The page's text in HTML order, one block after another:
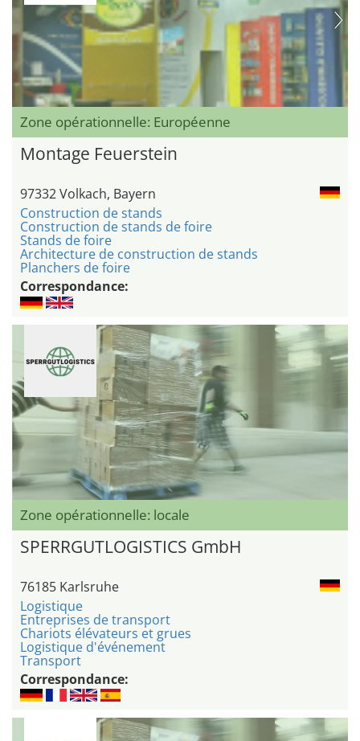
Zone opérationnelle: Européenne
Montage Feuerstein
97332 Volkach, Bayern
Construction de stands
Construction de stands de foire
Stands de foire
Architecture de construction de stands
Planchers de foire
Correspondance:
Zone opérationnelle: locale
SPERRGUTLOGISTICS GmbH
76185 Karlsruhe
Logistique
Entreprises de transport
Chariots élévateurs et grues
Logistique d'événement
Transport
Correspondance: